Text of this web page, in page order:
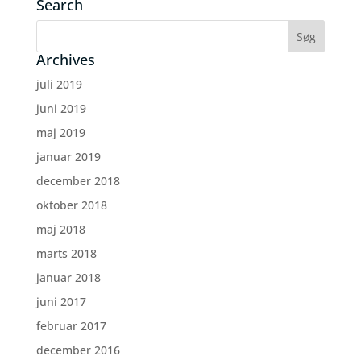
Search
Archives
juli 2019
juni 2019
maj 2019
januar 2019
december 2018
oktober 2018
maj 2018
marts 2018
januar 2018
juni 2017
februar 2017
december 2016